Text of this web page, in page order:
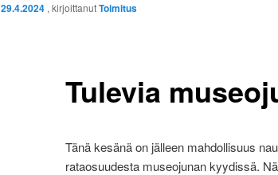
Tulevia
29.4.2024 , kirjoittanutToimitus
Tänä kesänä on jälleen mahdollisuus
rataosuudesta museojunan kyydissä.